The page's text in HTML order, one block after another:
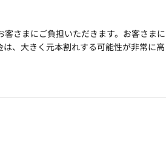
さまにご負担いただきます。お客さま
、大きく元本割れする可能性が非常に